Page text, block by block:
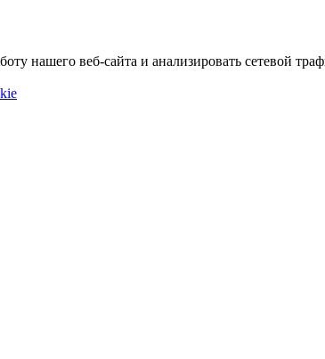
нашего веб-сайта и анализировать сетевой